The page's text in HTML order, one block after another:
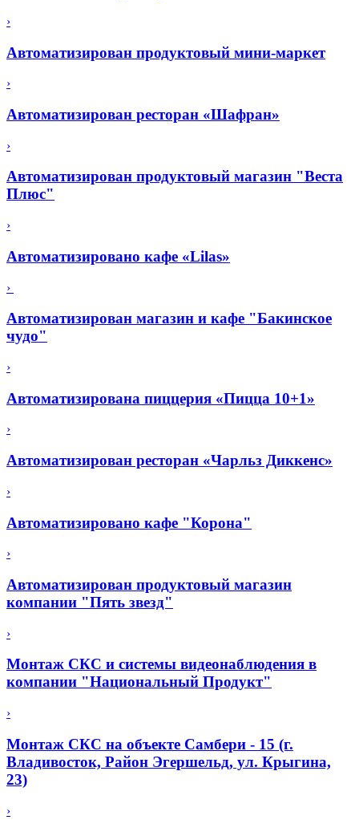
›
Автоматизирован продуктовый мини-маркет
›
Автоматизирован ресторан «Шафран»
›
Автоматизирован продуктовый магазин "Веста
Плюс"
›
Автоматизировано кафе «Lilas»
›
Автоматизирован магазин и кафе "Бакинское
чудо"
›
Автоматизирована пиццерия «Пицца 10+1»
›
Автоматизирован ресторан «Чарльз Диккенс»
›
Автоматизировано кафе "Корона"
›
Автоматизирован продуктовый магазин
компании "Пять звезд"
›
Монтаж СКС и системы видеонаблюдения в
компании "Национальный Продукт"
›
Монтаж СКС на объекте Самбери - 15 (г.
Владивосток, Район Эгершельд, ул. Крыгина,
23)
›